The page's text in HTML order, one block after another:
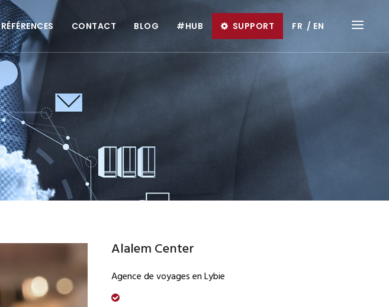
RÉFÉRENCES CONTACT BLOG #HUB SUPPORT FR EN
Alalem Center
Agence de voyages en Lybie